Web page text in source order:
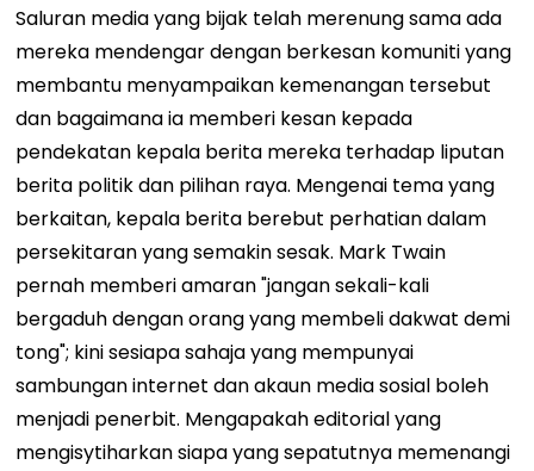
Saluran media yang bijak telah merenung sama ada
mereka mendengar dengan berkesan komuniti yang
membantu menyampaikan kemenangan tersebut
dan bagaimana ia memberi kesan kepada
pendekatan kepala berita mereka terhadap liputan
berita politik dan pilihan raya. Mengenai tema yang
berkaitan, kepala berita berebut perhatian dalam
persekitaran yang semakin sesak. Mark Twain
pernah memberi amaran "jangan sekali-kali
bergaduh dengan orang yang membeli dakwat demi
tong"; kini sesiapa sahaja yang mempunyai
sambungan internet dan akaun media sosial boleh
menjadi penerbit. Mengapakah editorial yang
mengisytiharkan siapa yang sepatutnya memenangi